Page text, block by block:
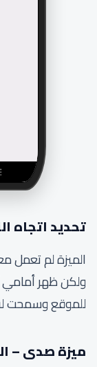
تحديد اتجاه
الميزة لم تعمل
ولكن ظهر أمامي
للموقع وسمحت
ميزة صدى –